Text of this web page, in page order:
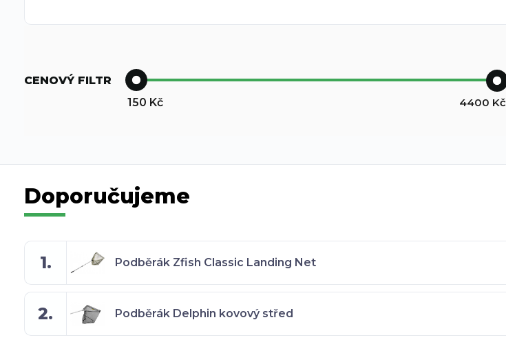
CENOVÝ FILTR
150 Kč 4400 Kč
Doporučujeme
1. Podběrák Zfish Classic Landing Net
2. Podběrák Delphin kovový střed